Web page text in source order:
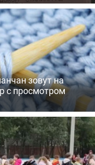
зовут на
с просмотром